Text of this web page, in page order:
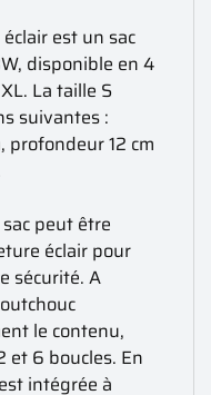
est un sac
disponible en 4
La taille S
suivantes :
profondeur 12 cm
peut être
éclair pour
sécurité. A
le contenu,
et 6 boucles. En
intégrée à